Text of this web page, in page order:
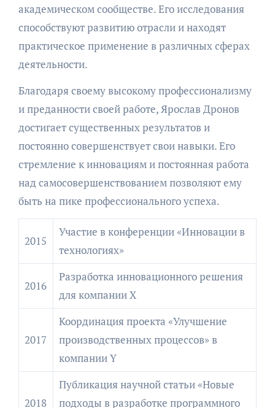
академическом сообществе. Его исследования
способствуют развитию отрасли и находят
практическое применение в различных сферах
деятельности.
Благодаря своему высокому профессионализму
и преданности своей работе, Ярослав Дронов
достигает существенных результатов и
постоянно совершенствует свои навыки. Его
стремление к инновациям и постоянная работа
над самосовершенствованием позволяют ему
быть на пике профессионального успеха.
2015
Участие в конференции «Инновации в
технологиях»
2016
Разработка инновационного решения
для компании X
2017
Координация проекта «Улучшение
производственных процессов» в
компании Y
2018
Публикация научной статьи «Новые
подходы в разработке программного